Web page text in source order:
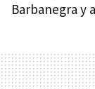
Barbanegra y